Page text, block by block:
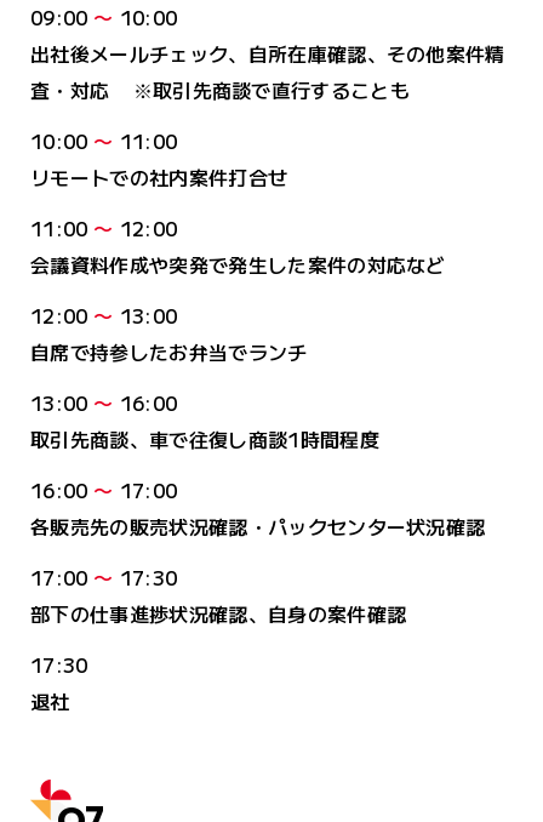
09:00 〜 10:00
出社後メールチェック、自所在庫確認、その他案件精
査・対応
※取引先商談で直行することも
10:00 〜 11:00
リモートでの社内案件打合せ
11:00 〜 12:00
会議資料作成や突発で発生した案件の対応など
12:00 〜 13:00
自席で持参したお弁当でランチ
13:00 〜 16:00
取引先商談、車で往復し商談1時間程度
16:00 〜 17:00
各販売先の販売状況確認・パックセンター状況確認
17:00 〜 17:30
部下の仕事進捗状況確認、自身の案件確認
17:30
退社